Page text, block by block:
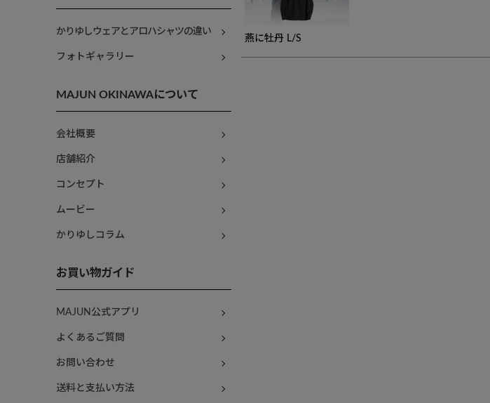
かりゆしウェアとアロハシャツの違い
フォトギャラリー
MAJUN OKINAWAについて
会社概要
店舗紹介
コンセプト
ムービー
かりゆしコラム
お買い物ガイド
MAJUN公式アプリ
よくあるご質問
お問い合わせ
送料と支払い方法
燕に牡丹 L/S